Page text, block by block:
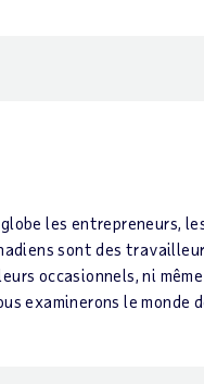
les entrepreneurs,
sont des
occasionnels, ni
examinerons le monde